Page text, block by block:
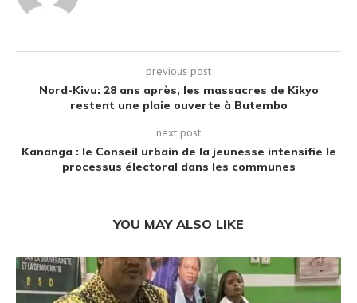
previous post
Nord-Kivu: 28 ans après, les massacres de Kikyo
restent une plaie ouverte à Butembo
next post
Kananga : le Conseil urbain de la jeunesse intensifie le
processus électoral dans les communes
YOU MAY ALSO LIKE